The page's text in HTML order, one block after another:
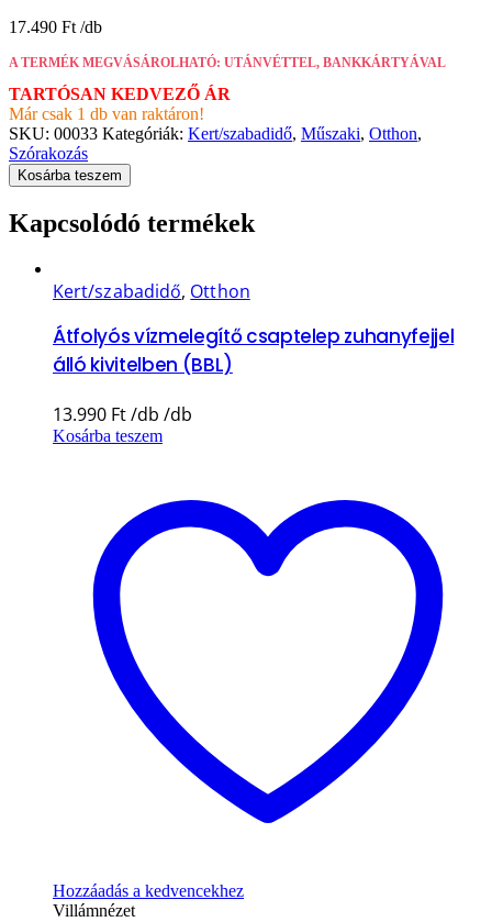
17.490 Ft
A TERMÉK MEGVÁSÁROLHATÓ: UTÁNVÉTTEL, BANKKÁRTYÁVAL
TARTÓSAN KEDVEZŐ ÁR
Már csak 1 db van raktáron!
SKU: 00033 Kategóriák: Kert/szabadidő, Műszaki, Otthon,
Szórakozás
Kosárba teszem
Kapcsolódó termékek
Kert/szabadidő, Otthon
Átfolyós vízmelegítő csaptelep zuhanyfejjel
álló kivitelben (BBL)
13.990 Ft
Kosárba teszem
Hozzáadás a kedvencekhez
Villámnézet